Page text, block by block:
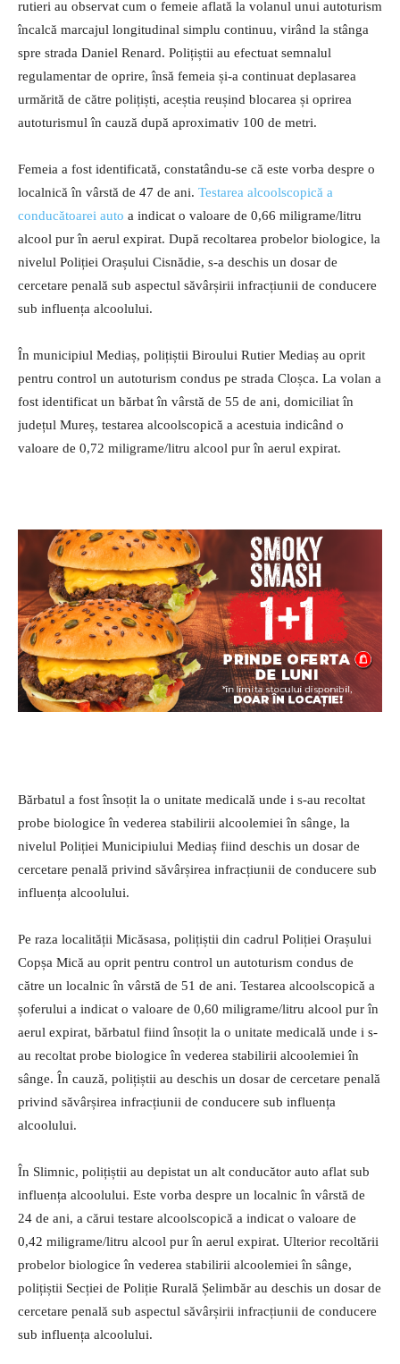
rutieri au observat cum o femeie aflată la volanul unui autoturism
încalcă marcajul longitudinal simplu continuu, virând la stânga
spre strada Daniel Renard. Polițiștii au efectuat semnalul
regulamentar de oprire, însă femeia și-a continuat deplasarea
urmărită de către polițiști, aceștia reușind blocarea și oprirea
autoturismul în cauză după aproximativ 100 de metri.
Femeia a fost identificată, constatându-se că este vorba despre o
localnică în vârstă de 47 de ani. Testarea alcoolscopică a
conducătoarei auto a indicat o valoare de 0,66 miligrame/litru
alcool pur în aerul expirat. După recoltarea probelor biologice, la
nivelul Poliției Orașului Cisnădie, s-a deschis un dosar de
cercetare penală sub aspectul săvârșirii infracțiunii de conducere
sub influența alcoolului.
În municipiul Mediaș, polițiștii Biroului Rutier Mediaș au oprit
pentru control un autoturism condus pe strada Cloșca. La volan a
fost identificat un bărbat în vârstă de 55 de ani, domiciliat în
județul Mureș, testarea alcoolscopică a acestuia indicând o
valoare de 0,72 miligrame/litru alcool pur în aerul expirat.
Bărbatul a fost însoțit la o unitate medicală unde i s-au recoltat
probe biologice în vederea stabilirii alcoolemiei în sânge, la
nivelul Poliției Municipiului Mediaș fiind deschis un dosar de
cercetare penală privind săvârșirea infracțiunii de conducere sub
influența alcoolului.
Pe raza localității Micăsasa, polițiștii din cadrul Poliției Orașului
Copșa Mică au oprit pentru control un autoturism condus de
către un localnic în vârstă de 51 de ani. Testarea alcoolscopică a
șoferului a indicat o valoare de 0,60 miligrame/litru alcool pur în
aerul expirat, bărbatul fiind însoțit la o unitate medicală unde i s-
au recoltat probe biologice în vederea stabilirii alcoolemiei în
sânge. În cauză, polițiștii au deschis un dosar de cercetare penală
privind săvârșirea infracțiunii de conducere sub influența
alcoolului.
În Slimnic, polițiștii au depistat un alt conducător auto aflat sub
influența alcoolului. Este vorba despre un localnic în vârstă de
24 de ani, a cărui testare alcoolscopică a indicat o valoare de
0,42 miligrame/litru alcool pur în aerul expirat. Ulterior recoltării
probelor biologice în vederea stabilirii alcoolemiei în sânge,
polițiștii Secției de Poliție Rurală Șelimbăr au deschis un dosar de
cercetare penală sub aspectul săvârșirii infracțiunii de conducere
sub influența alcoolului.